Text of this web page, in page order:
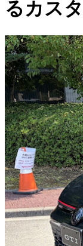
るカス